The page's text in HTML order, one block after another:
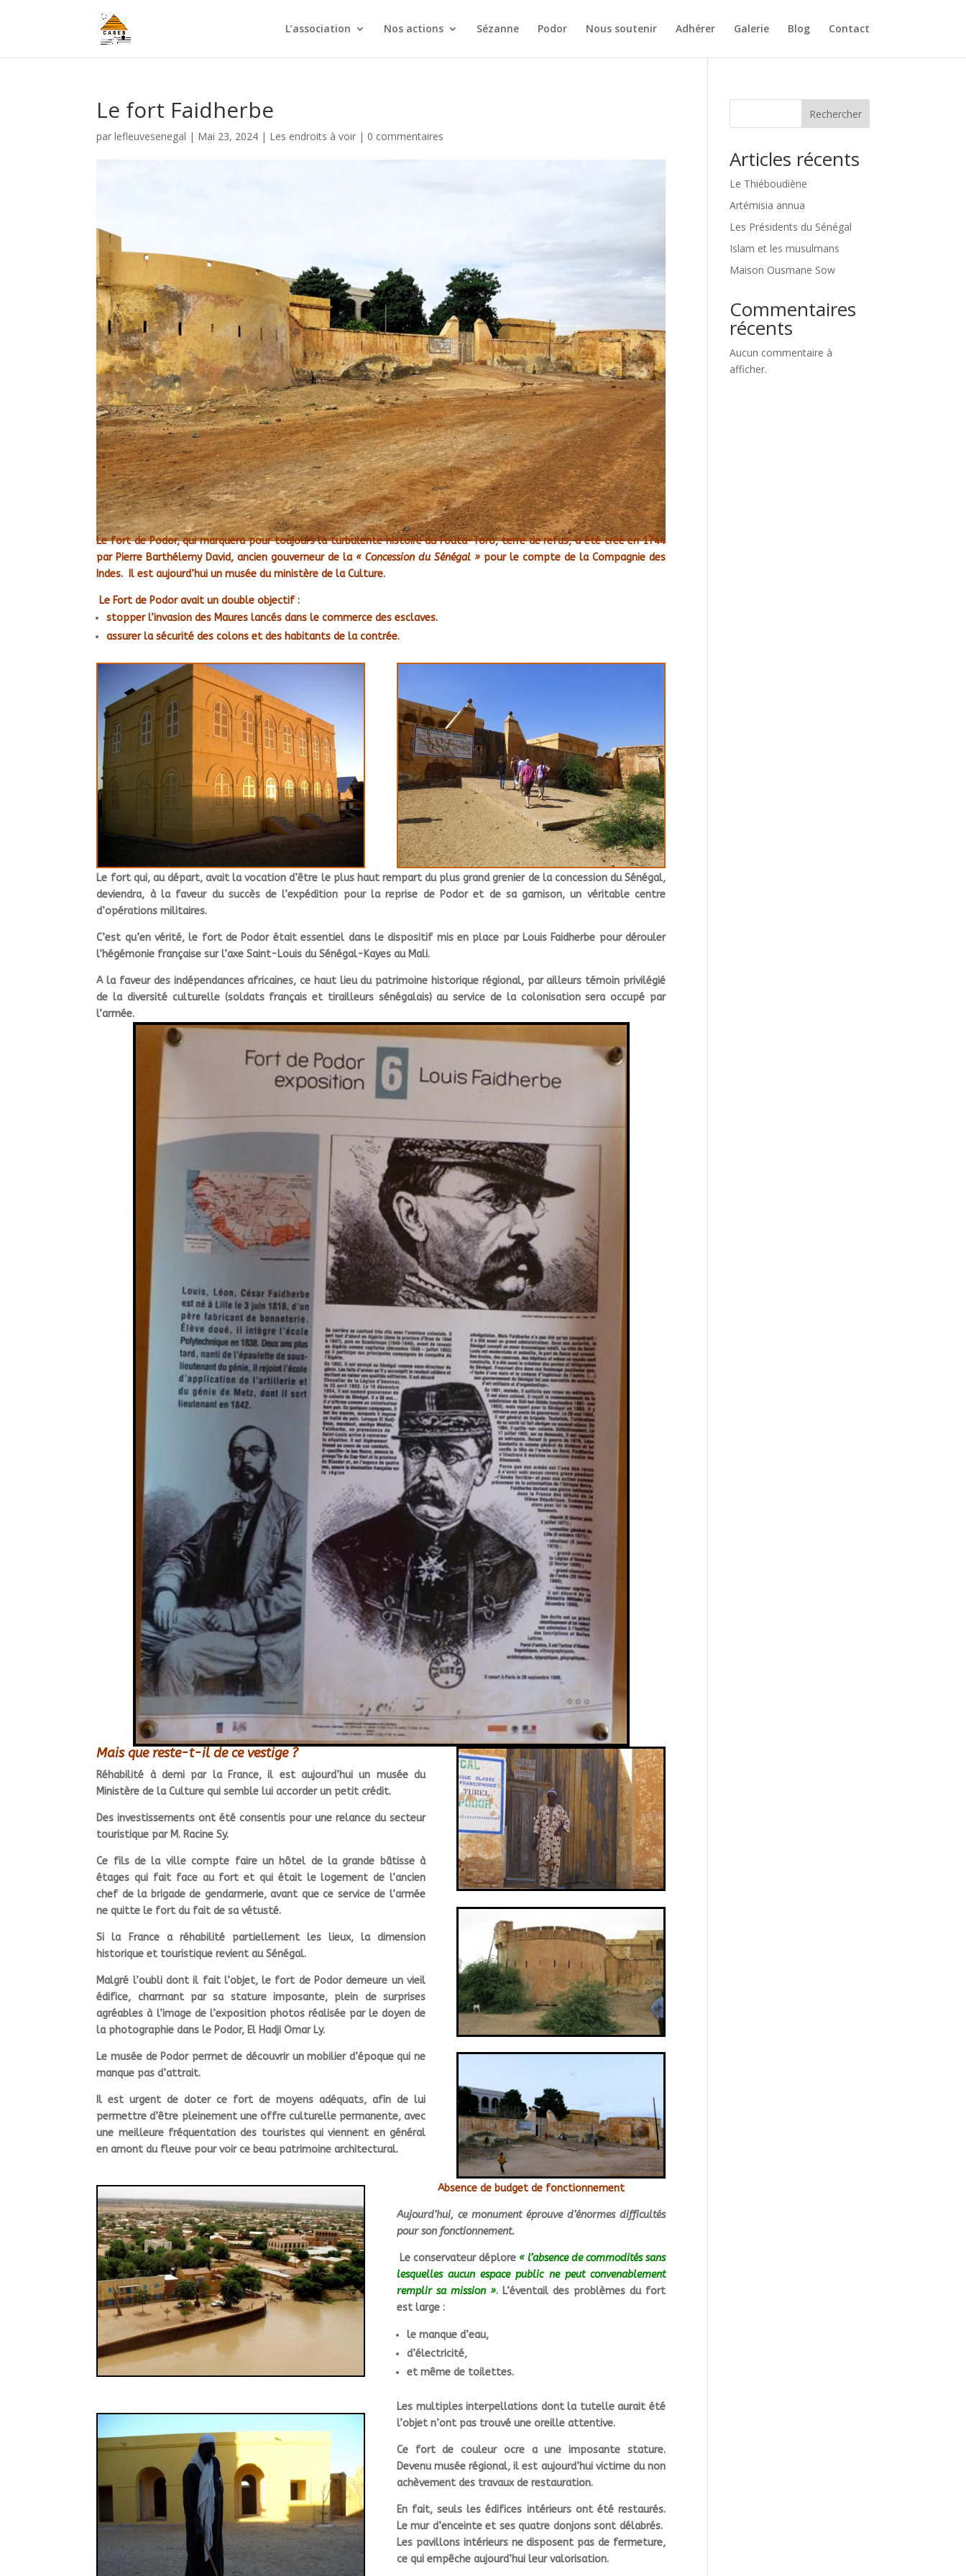
L’association Nos actions Sézanne Podor Nous soutenir Adhérer Galerie Blog Contact
Le fort Faidherbe
parlefleuvesenegal | Mai 23, 2024 | Les endroits à voir | 0 commentaires
Le fort de Podor, qui marquera pour toujours la turbulente histoire du Fouta-Toro, terre de refus, a été créé en 1744
par Pierre Barthélemy David, ancien gouverneur de la « Concession du Sénégal » pour le compte de la Compagnie des
Indes. Il est aujourd’hui un musée du ministère de la Culture.
Le Fort de Podor avait un double objectif :
stopper l’invasion des Maures lancés dans le commerce des esclaves.
assurer la sécurité des colons et des habitants de la contrée.
Le fort qui, au départ, avait la vocation d’être le plus haut rempart du plus grand grenier de la concession du Sénégal,
deviendra, à la faveur du succès de l’expédition pour la reprise de Podor et de sa garnison, un véritable centre
d’opérations militaires.
C’est qu’en vérité, le fort de Podor était essentiel dans le dispositif mis en place par Louis Faidherbe pour dérouler
l’hégémonie française sur l’axe Saint-Louis du Sénégal-Kayes au Mali.
A la faveur des indépendances africaines, ce haut lieu du patrimoine historique régional, par ailleurs témoin privilégié
de la diversité culturelle (soldats français et tirailleurs sénégalais) au service de la colonisation sera occupé par
l’armée.
Mais que reste-t-il de ce vestige ?
Réhabilité à demi par la France, il est aujourd’hui un musée du
Ministère de la Culture qui semble lui accorder un petit crédit.
Des investissements ont été consentis pour une relance du secteur
touristique par M. Racine Sy.
Ce fils de la ville compte faire un hôtel de la grande bâtisse à
étages qui fait face au fort et qui était le logement de l’ancien
chef de la brigade de gendarmerie, avant que ce service de l’armée
ne quitte le fort du fait de sa vétusté.
Si la France a réhabilité partiellement les lieux, la dimension
historique et touristique revient au Sénégal.
Malgré l’oubli dont il fait l’objet, le fort de Podor demeure un vieil
édifice, charmant par sa stature imposante, plein de surprises
agréables à l’image de l’exposition photos réalisée par le doyen de
la photographie dans le Podor, El Hadji Omar Ly.
Le musée de Podor permet de découvrir un mobilier d’époque qui ne
manque pas d’attrait.
Il est urgent de doter ce fort de moyens adéquats, afin de lui
permettre d’être pleinement une offre culturelle permanente, avec
une meilleure fréquentation des touristes qui viennent en général
en amont du fleuve pour voir ce beau patrimoine architectural.
Absence de budget de fonctionnement
Aujourd’hui, ce monument éprouve d’énormes difficultés
pour son fonctionnement.
Le conservateur déplore « l’absence de commodités sans
lesquelles aucun espace public ne peut convenablement
remplir sa mission ». L’éventail des problèmes du fort
est large :
le manque d’eau,
d’électricité,
et même de toilettes.
Les multiples interpellations dont la tutelle aurait été
l’objet n’ont pas trouvé une oreille attentive.
Ce fort de couleur ocre a une imposante stature.
Devenu musée régional, il est aujourd’hui victime du non
achèvement des travaux de restauration.
En fait, seuls les édifices intérieurs ont été restaurés.
Le mur d’enceinte et ses quatre donjons sont délabrés.
Les pavillons intérieurs ne disposent pas de fermeture,
ce qui empêche aujourd’hui leur valorisation.
Rechercher
Articles récents
Le Thiéboudiène
Artémisia annua
Les Présidents du Sénégal
Islam et les musulmans
Maison Ousmane Sow
Commentaires
récents
Aucun commentaire à
afficher.